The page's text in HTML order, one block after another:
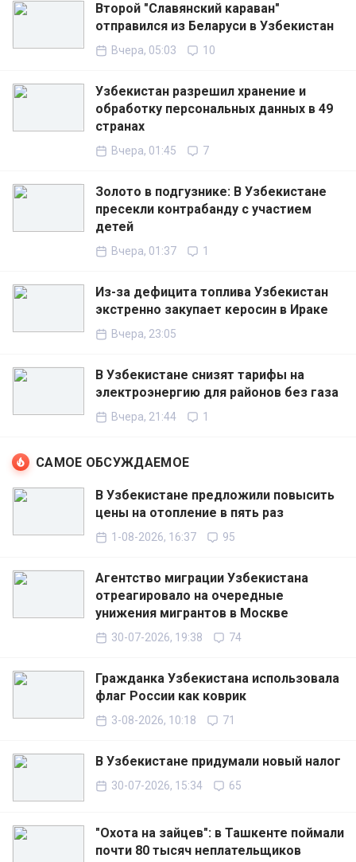
Второй "Славянский караван"
отправился из Беларуси в Узбекистан
Вчера, 05:03 10
Узбекистан разрешил хранение и
обработку персональных данных в 49
странах
Вчера, 01:45 7
Золото в подгузнике: В Узбекистане
пресекли контрабанду с участием
детей
Вчера, 01:37 1
Из-за дефицита топлива Узбекистан
экстренно закупает керосин в Ираке
Вчера, 23:05
В Узбекистане снизят тарифы на
электроэнергию для районов без газа
Вчера, 21:44 1
САМОЕ ОБСУЖДАЕМОЕ
В Узбекистане предложили повысить
цены на отопление в пять раз
1-08-2026, 16:37 95
Агентство миграции Узбекистана
отреагировало на очередные
унижения мигрантов в Москве
30-07-2026, 19:38 74
Гражданка Узбекистана использовала
флаг России как коврик
3-08-2026, 10:18 71
В Узбекистане придумали новый налог
30-07-2026, 15:34 65
"Охота на зайцев": в Ташкенте поймали
почти 80 тысяч неплательщиков